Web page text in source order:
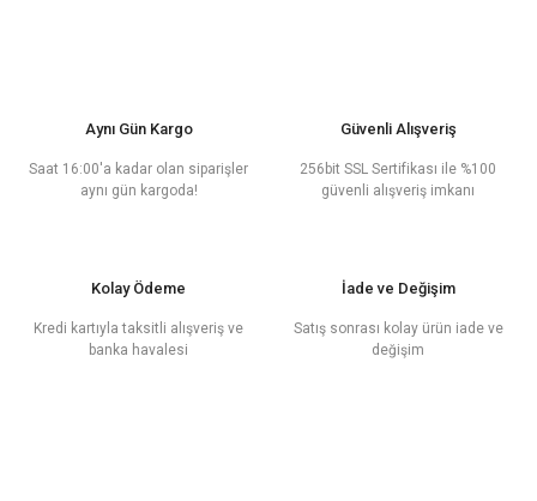
Aynı Gün Kargo
Saat 16:00'a kadar olan siparişler
aynı gün kargoda!
Güvenli Alışveriş
256bit SSL Sertifikası ile %100
güvenli alışveriş imkanı
Kolay Ödeme
Kredi kartıyla taksitli alışveriş ve
banka havalesi
İade ve Değişim
Satış sonrası kolay ürün iade ve
değişim